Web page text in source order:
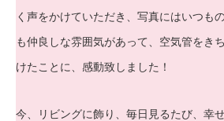
く声をかけていただき、写真にはいつも
も仲良しな雰囲気があって、空気管をき
けたことに、感動致しました！
今、リビングに飾り、毎日見るたび、幸